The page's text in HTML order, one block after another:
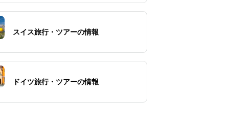
スイス旅行・ツアーの情報
ドイツ旅行・ツアーの情報